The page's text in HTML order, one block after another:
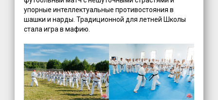
упорные интеллектуальные противостояния в
шашки и нарды. Традиционной для летней Школы
стала игра в мафию.